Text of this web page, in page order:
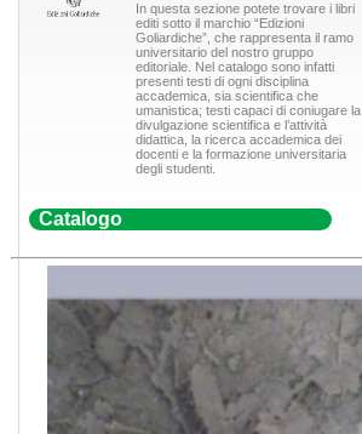
In questa sezione potete trovare i libri
editi sotto il marchio “Edizioni
Goliardiche”, che rappresenta il ramo
universitario del nostro gruppo
editoriale. Nel catalogo sono infatti
presenti testi di ogni disciplina
accademica, sia scientifica che
umanistica; testi capaci di coniugare la
divulgazione scientifica e l’attività
didattica, la ricerca accademica dei
docenti e la formazione universitaria
degli studenti.
Catalogo